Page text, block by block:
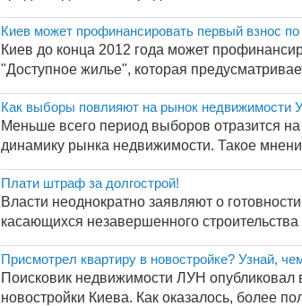
Киев может профинансировать первый взнос
Киев до конца 2012 года может
"Доступное жилье", которая
Как выборы повлияют на рынок недвижимости
Меньше всего период выборов отразится
динамику рынка недвижимости. Такое
Плати штраф за долгострой!
Власти неоднократно заявляют о
касающихся незавершенного
Присмотрел квартиру в новостройке? Узнай,
Поисковик недвижимости ЛУН опубликовал
новостройки Киева. Как оказалось, более